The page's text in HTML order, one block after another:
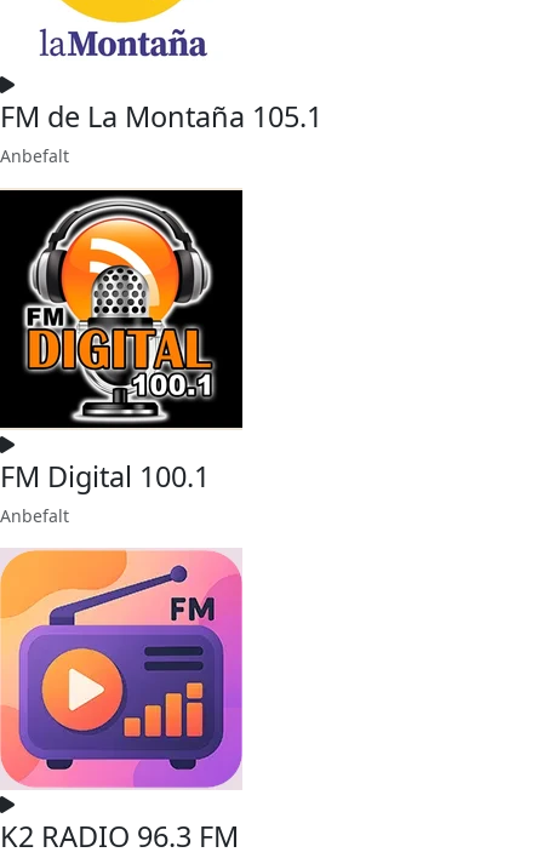
FM de La Montaña 105.1
Anbefalt
FM Digital 100.1
Anbefalt
K2 RADIO 96.3 FM